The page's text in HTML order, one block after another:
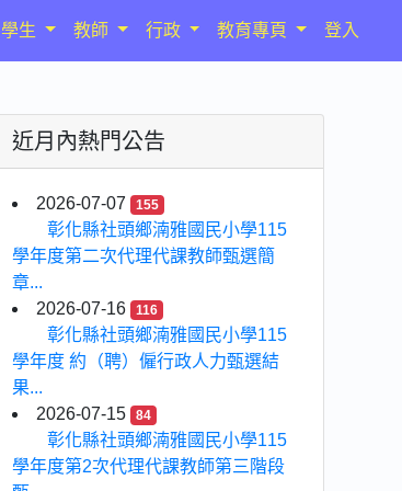
學生 教師 行政 教育專頁 登入
近月內熱門公告
2026-07-07 155
彰化縣社頭鄉湳雅國民小學115
學年度第二次代理代課教師甄選簡
章...
2026-07-16
116
彰化縣社頭鄉湳雅國民小學115
學年度 約（聘）僱行政人力甄選結
果...
2026-07-15
84
彰化縣社頭鄉湳雅國民小學115
學年度第2次代理代課教師第三階段